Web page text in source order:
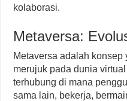
kolaborasi.
Metaversa:
Metaversa adalah konsep
merujuk pada dunia
terhubung di mana
sama lain, bekerja,